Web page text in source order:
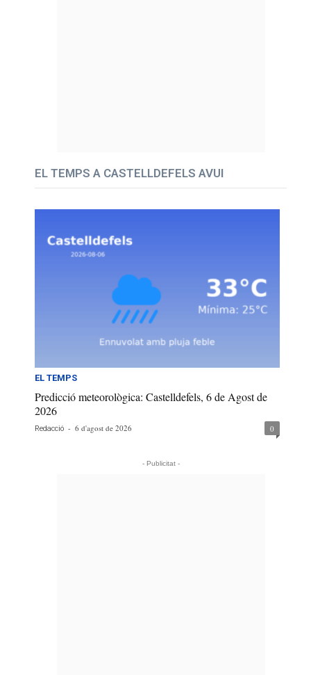
EL TEMPS A CASTELLDEFELS AVUI
EL TEMPS
Predicció meteorològica: Castelldefels, 6 de Agost de
2026
Redacció - 6 d'agost de 2026 0
- Publicitat -